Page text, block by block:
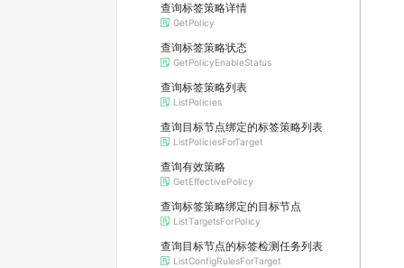
查询标签策略详情
GetPolicy
查询标签策略状态
GetPolicyEnableStatus
查询标签策略列表
ListPolicies
查询目标节点绑定的标签策略列表
ListPoliciesForTarget
查询有效策略
GetEffectivePolicy
查询标签策略绑定的目标节点
ListTargetsForPolicy
查询目标节点的标签检测任务列表
ListConfigRulesForTarget